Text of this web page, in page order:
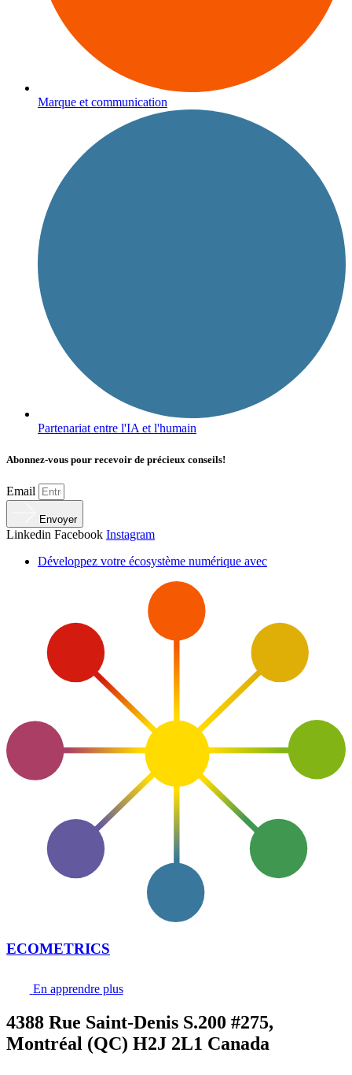
Marque et communication
Partenariat entre l'IA et l'humain
Abonnez-vous pour recevoir de précieux conseils!
Email
Envoyer
Linkedin Facebook Instagram
Développez votre écosystème numérique avec
ECOMETRICS
En apprendre plus
4388 Rue Saint-Denis S.200 #275,
Montréal (QC) H2J 2L1 Canada